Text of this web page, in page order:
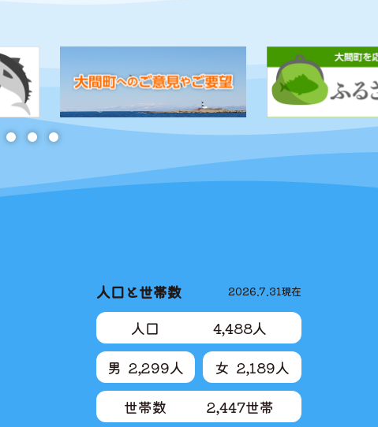
大間町 おおままち
人口と世帯数 2026.7.31現在
人口 4,488人
男 2,299人 女 2,189人
世帯数
2,447世帯